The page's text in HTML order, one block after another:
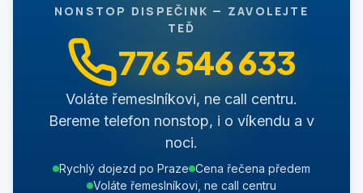
NONSTOP DISPEČINK — ZAVOLEJTE
TEĎ
776 546 633
Voláte řemeslníkovi, ne call centru.
Bereme telefon nonstop, i o víkendu a v
noci.
Rychlý dojezd po Praze Cena řečena předem
Voláte řemeslníkovi, ne call centru